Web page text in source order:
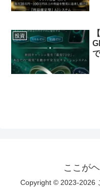
投資
ここが
Copyright © 2023-2026